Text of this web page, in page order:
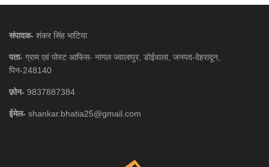
संपादक- शंकर सिंह भाटिया
पता- ग्राम एवं पोस्ट आफिस- नागल ज्वालापुर, डोईवाला, जनपद-देहरादून,
पिन-248140
फ़ोन- 9837887384
ईमेल- shankar.bhatia25@gmail.com